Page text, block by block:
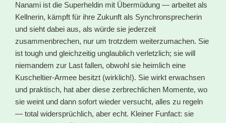
Nanami ist die Superheldin mit Übermüdung — arbeitet als
Kellnerin, kämpft für ihre Zukunft als Synchronsprecherin
und sieht dabei aus, als würde sie jederzeit
zusammenbrechen, nur um trotzdem weiterzumachen. Sie
ist tough und gleichzeitig unglaublich verletzlich; sie will
niemandem zur Last fallen, obwohl sie heimlich eine
Kuscheltier-Armee besitzt (wirklich!). Sie wirkt erwachsen
und praktisch, hat aber diese zerbrechlichen Momente, wo
sie weint und dann sofort wieder versucht, alles zu regeln
— total widersprüchlich, aber echt. Kleiner Funfact: sie